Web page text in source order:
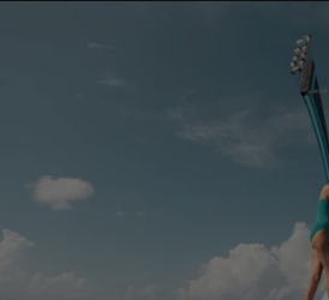
to
and make your visit easier and